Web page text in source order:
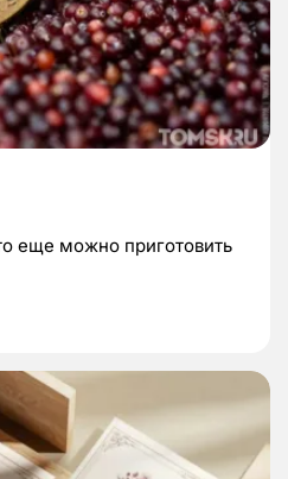
еще можно приготовить